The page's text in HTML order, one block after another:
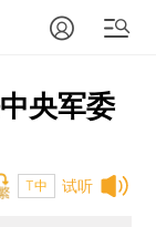
央军委
试听
T中